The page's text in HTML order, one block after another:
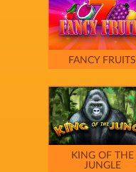
FANCY FRUITS
KING OF THE
JUNGLE